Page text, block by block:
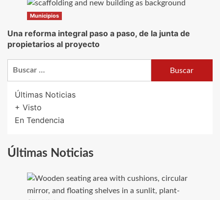
Municipios
Una reforma integral paso a paso, de la junta de
propietarios al proyecto
Últimas Noticias
+ Visto
En Tendencia
Últimas Noticias